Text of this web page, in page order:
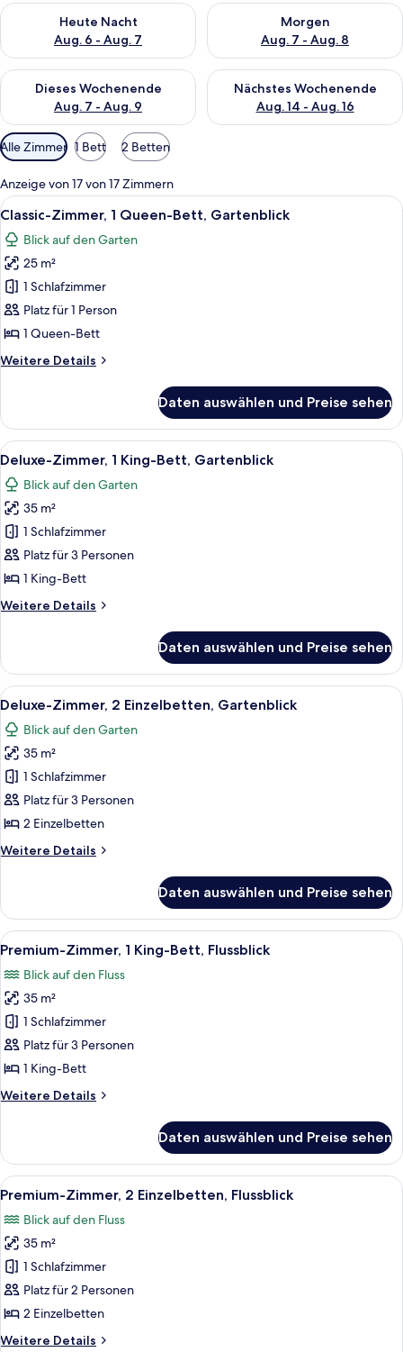
Heute Nacht
Aug. 6 - Aug. 7
Überprüfe die Verfügbarkeit für heute Nacht, Aug. 6 - Aug. 7.
Morgen
Aug. 7 - Aug. 8
Überprüfe die Verfügbarkeit
Dieses Wochenende
Aug. 7 - Aug. 9
Überprüfe die Verfügbarkeit für dieses Wochenende, Aug. 7
Nächstes Wochenende
Aug. 14 - Aug. 16
Überprüfe die Verfügbarkeit
Verfügbare
Filter
für
Zimmer
Alle Zimmer 1 Bett 2 Betten
Anzeige von 17 von 17 Zimmern
Alle
Fotos
für
Classic-
Zimmer,
1
Queen-
Gartenblick
Ein Hotelzimmer mit einem großen
9
Classic-Zimmer, 1 Queen-Bett, Gartenblick
Blick auf den Garten
25 m²
1 Schlafzimmer
Platz für 1 Person
1 Queen-Bett
Weitere Details
Weitere
Zimmer,
Queen-
Gartenblick
Daten auswählen und Preise sehen
Alle
Fotos
für
Deluxe-
Zimmer,
1 King-
Bett,
anzeigen
Ein Hotelzimmer mit Bett,
9
Deluxe-Zimmer, 1 King-Bett, Gartenblick
Blick auf den Garten
35 m²
1 Schlafzimmer
Platz für 3 Personen
1 King-Bett
Weitere Details
Weitere
Zimmer,
1 King-
Bett,
Daten auswählen und Preise sehen
Alle
Fotos
für
Deluxe-
Zimmer,
2 Einzelbetten,
Gartenblick
Ein Hotelzimmer mit zwei Betten,
8
Deluxe-Zimmer, 2 Einzelbetten, Gartenblick
Blick auf den Garten
35 m²
1 Schlafzimmer
Platz für 3 Personen
2 Einzelbetten
Weitere Details
Weitere
Zimmer,
2 Einzelbetten,
Gartenblick
Daten auswählen und Preise sehen
Alle
Fotos
für
Premium-
Zimmer,
1 King-
Bett,
anzeigen
Ein Hotelzimmer mit einem großen
7
Premium-Zimmer, 1 King-Bett, Flussblick
Blick auf den Fluss
35 m²
1 Schlafzimmer
Platz für 3 Personen
1 King-Bett
Weitere Details
Weitere
Zimmer,
1 King-
Bett,
Daten auswählen und Preise sehen
Alle
Fotos
für
Premium-
Zimmer,
2 Einzelbetten,
Flussblick
Ein Hotelzimmer mit einem großen
7
Premium-Zimmer, 2 Einzelbetten, Flussblick
Blick auf den Fluss
35 m²
1 Schlafzimmer
Platz für 2 Personen
2 Einzelbetten
Weitere Details
Weitere